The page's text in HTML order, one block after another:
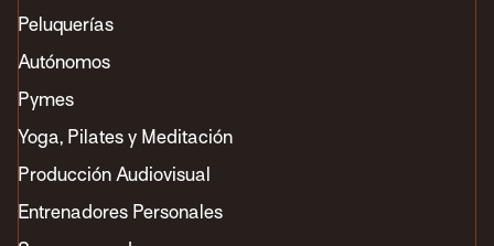
Peluquerías
Autónomos
Pymes
Yoga, Pilates y Meditación
Producción Audiovisual
Entrenadores Personales